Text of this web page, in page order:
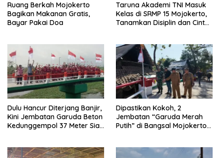
Ruang Berkah Mojokerto
Bagikan Makanan Gratis,
Bayar Pakai Doa
Taruna Akademi TNI Masuk
Kelas di SRMP 15 Mojokerto,
Tanamkan Disiplin dan Cinta
Dulu Hancur Diterjang Banjir,
Kini Jembatan Garuda Beton
Kedunggempol 37 Meter Siap
Dipastikan Kokoh, 2
Jembatan “Garuda Merah
Putih” di Bangsal Mojokerto